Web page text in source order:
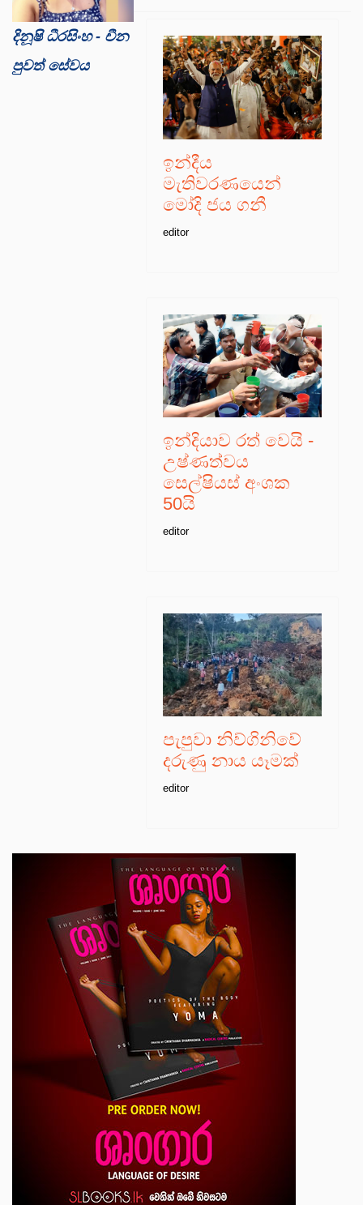
දිනූෂි ධීරසිංහ - චීන
පුවත් සේවය
ඉන්දීය
මැතිවරණයෙන්
මෝදි ජය ගනී
editor
ඉන්දියාව රත් වෙයි -
උෂ්ණත්වය
සෙල්ෂියස් අංශක
50යි
editor
පැපුවා නිව්ගිනිවේ
දරුණු නාය යෑමක්
editor